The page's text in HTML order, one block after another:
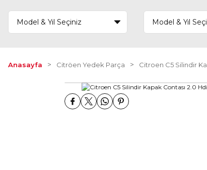
Anasayfa Citröen Yedek Parça Citroen C5 Silindir